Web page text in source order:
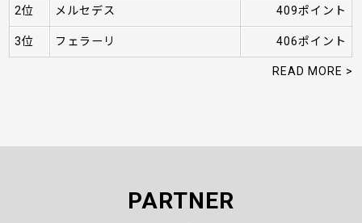
2位 メルセデス 409ポイント
3位 フェラーリ 406ポイント
READ MORE >
PARTNER